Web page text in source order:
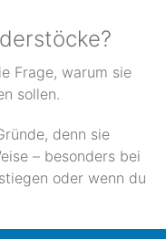
Frage, warum sie
sollen.
denn sie
– besonders bei
oder wenn du